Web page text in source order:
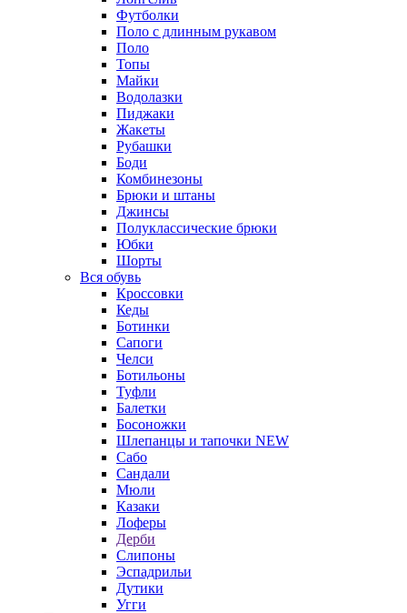
Футболки
Поло с длинным рукавом
Поло
Топы
Майки
Водолазки
Пиджаки
Жакеты
Рубашки
Боди
Комбинезоны
Брюки и штаны
Джинсы
Полуклассические брюки
Юбки
Шорты
Вся обувь
Кроссовки
Кеды
Ботинки
Сапоги
Челси
Ботильоны
Туфли
Балетки
Босоножки
Шлепанцы и тапочки NEW
Сабо
Сандали
Мюли
Казаки
Лоферы
Дерби
Слипоны
Эспадрильи
Дутики
Угги